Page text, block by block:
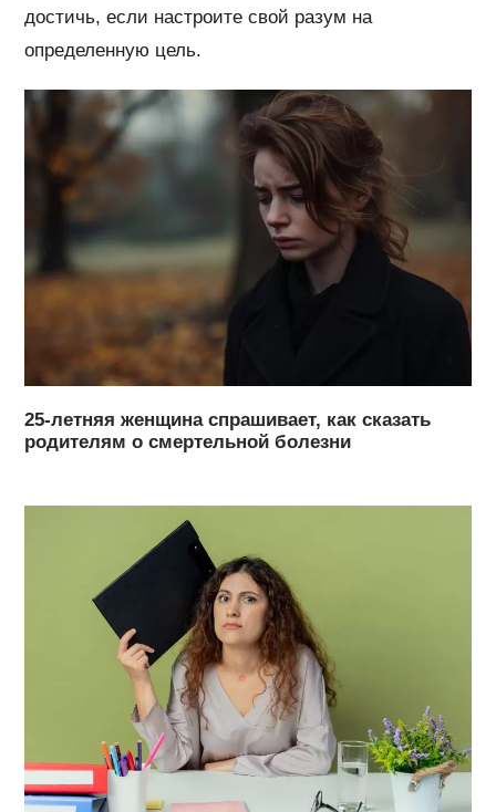
достичь, если настроите свой разум на
определенную цель.
25-летняя женщина спрашивает, как сказать
родителям о смертельной болезни